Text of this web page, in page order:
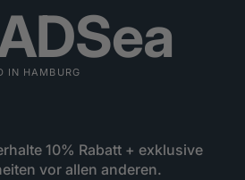
IN HAMBURG
10% Rabatt + exklusive
vor allen anderen.